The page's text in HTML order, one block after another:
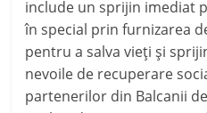
include un sprijin imediat
în special prin furnizarea
pentru a salva vieţi şi
nevoile de recuperare
partenerilor din Balcanii